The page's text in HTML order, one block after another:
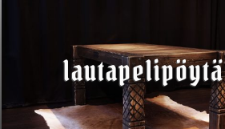
lautapelipöytä